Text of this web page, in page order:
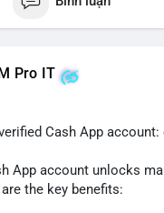
Pro IT
Cash App
App account unlocks
the key benefits: